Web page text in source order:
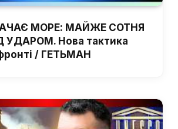
МОРЕ: МАЙЖЕ СОТНЯ
УДАРОМ. Нова тактика
/ ГЕТЬМАН